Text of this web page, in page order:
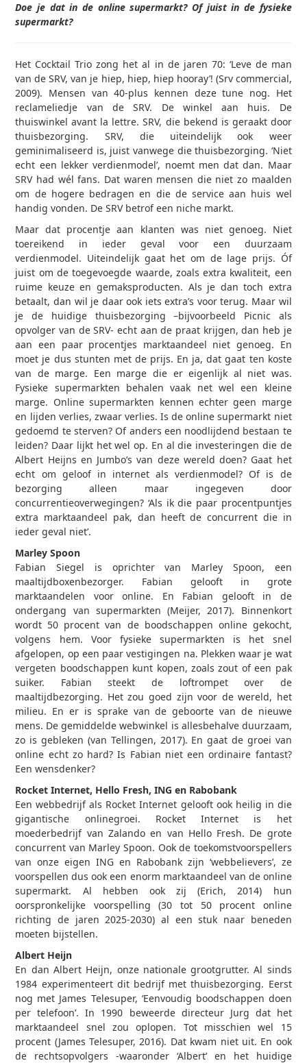
Doe je dat in de online supermarkt? Of juist in de fysieke
supermarkt?
Het Cocktail Trio zong het al in de jaren 70: ‘Leve de man
van de SRV, van je hiep, hiep, hiep hooray’! (Srv commercial,
2009). Mensen van 40-plus kennen deze tune nog. Het
reclameliedje van de SRV. De winkel aan huis. De
thuiswinkel avant la lettre. SRV, die bekend is geraakt door
thuisbezorging. SRV, die uiteindelijk ook weer
geminimaliseerd is, juist vanwege die thuisbezorging. ‘Niet
echt een lekker verdienmodel’, noemt men dat dan. Maar
SRV had wél fans. Dat waren mensen die niet zo maalden
om de hogere bedragen en die de service aan huis wel
handig vonden. De SRV betrof een niche markt.
Maar dat procentje aan klanten was niet genoeg. Niet
toereikend in ieder geval voor een duurzaam
verdienmodel. Uiteindelijk gaat het om de lage prijs. Óf
juist om de toegevoegde waarde, zoals extra kwaliteit, een
ruime keuze en gemaksproducten. Als je dan toch extra
betaalt, dan wil je daar ook iets extra’s voor terug. Maar wil
je de huidige thuisbezorging –bijvoorbeeld Picnic als
opvolger van de SRV- echt aan de praat krijgen, dan heb je
aan een paar procentjes marktaandeel niet genoeg. En
moet je dus stunten met de prijs. En ja, dat gaat ten koste
van de marge. Een marge die er eigenlijk al niet was.
Fysieke supermarkten behalen vaak net wel een kleine
marge. Online supermarkten kennen echter geen marge
en lijden verlies, zwaar verlies. Is de online supermarkt niet
gedoemd te sterven? Of anders een noodlijdend bestaan te
leiden? Daar lijkt het wel op. En al die investeringen die de
Albert Heijns en Jumbo’s van deze wereld doen? Gaat het
echt om geloof in internet als verdienmodel? Of is de
bezorging alleen maar ingegeven door
concurrentieoverwegingen? ‘Als ik die paar procentpuntjes
extra marktaandeel pak, dan heeft de concurrent die in
ieder geval niet’.
Marley Spoon
Fabian Siegel is oprichter van Marley Spoon, een
maaltijdboxenbezorger. Fabian gelooft in grote
marktaandelen voor online. En Fabian gelooft in de
ondergang van supermarkten (Meijer, 2017). Binnenkort
wordt 50 procent van de boodschappen online gekocht,
volgens hem. Voor fysieke supermarkten is het snel
afgelopen, op een paar vestigingen na. Plekken waar je wat
vergeten boodschappen kunt kopen, zoals zout of een pak
suiker. Fabian steekt de loftrompet over de
maaltijdbezorging. Het zou goed zijn voor de wereld, het
milieu. En er is sprake van de geboorte van de nieuwe
mens. De gemiddelde webwinkel is allesbehalve duurzaam,
zo is gebleken (van Tellingen, 2017). En gaat de groei van
online echt zo hard? Is Fabian niet een ordinaire fantast?
Een wensdenker?
Rocket Internet, Hello Fresh, ING en Rabobank
Een webbedrijf als Rocket Internet gelooft ook heilig in die
gigantische onlinegroei. Rocket Internet is het
moederbedrijf van Zalando en van Hello Fresh. De grote
concurrent van Marley Spoon. Ook de toekomstvoorspellers
van onze eigen ING en Rabobank zijn ‘webbelievers’, ze
voorspellen dus ook een enorm marktaandeel van de online
supermarkt. Al hebben ook zij (Erich, 2014) hun
oorspronkelijke voorspelling (30 tot 50 procent online
richting de jaren 2025-2030) al een stuk naar beneden
moeten bijstellen.
Albert Heijn
En dan Albert Heijn, onze nationale grootgrutter. Al sinds
1984 experimenteert dit bedrijf met thuisbezorging. Eerst
nog met James Telesuper, ‘Eenvoudig boodschappen doen
per telefoon’. In 1990 beweerde directeur Jurg dat het
marktaandeel snel zou oplopen. Tot misschien wel 15
procent (James Telesuper, 2016). Dat kwam niet uit. En ook
de rechtsopvolgers -waaronder ‘Albert’ en het huidige